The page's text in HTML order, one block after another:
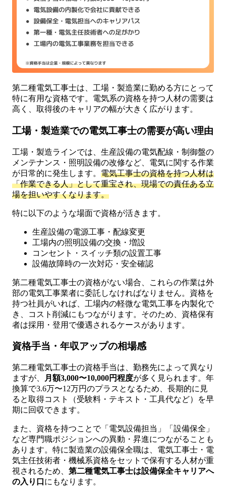
第二種電気工事士は、工場・製造業に勤める方にとって
特に有用な資格です。電気系の資格を持つ人材の需要は
高く、取得後のキャリアの幅が大きく広がります。
工場・製造業での電気工事士の需要が高い理由
工場・製造ラインでは、生産設備の電気配線・制御盤の
メンテナンス・照明設備の改修など、電気に関する作業
が日常的に発生します。 電気工事士の資格を持つ人材は
「作業できる人」として重宝され、現場での責任ある立
場を担いやすくなります。
特に以下のような場面で資格が活きます。
生産設備の電源工事・配線変更
工場内の照明設備の交換・増設
コンセント・スイッチ類の設置工事
設備故障時の一次対応・安全確認
第二種電気工事士の資格がない場合、これらの作業は外
部の電気工事業者に委託しなければなりません。資格を
持つ社員がいれば、工場内の軽微な電気工事を内製化で
き、コスト削減にもつながります。そのため、資格保有
者は採用・登用で優遇されるケースがあります。
資格手当・年収アップの相場感
第二種電気工事士の資格手当は、勤務先によって異なり
ますが、
月額3,000〜10,000円程度が多く見られます。年
換算で3.6万〜12万円のプラスとなるため、長期的に見
ると取得コスト（受験料・テキスト・工具代など）を早
期に回収できます。
また、資格を持つことで「電気設備担当」「設備保全」
など専門職ポジションへの異動・昇進につながることも
あります。特に製造業の設備保全職は、電気工事士・電
気主任技術者・機械系資格をセットで保有する人材が重
視されるため、 第二種電気工事士は設備保全キャリアへ
の入り口 にもなります。